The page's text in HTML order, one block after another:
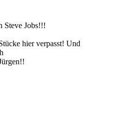
Steve Jobs!!!
hier verpasst! Und